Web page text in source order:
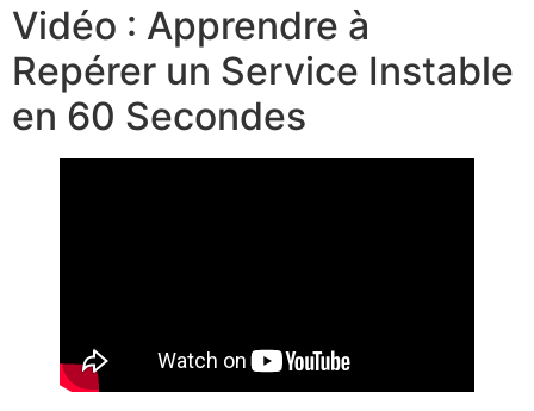
Vidéo : Apprendre à
Repérer un Service Instable
en 60 Secondes